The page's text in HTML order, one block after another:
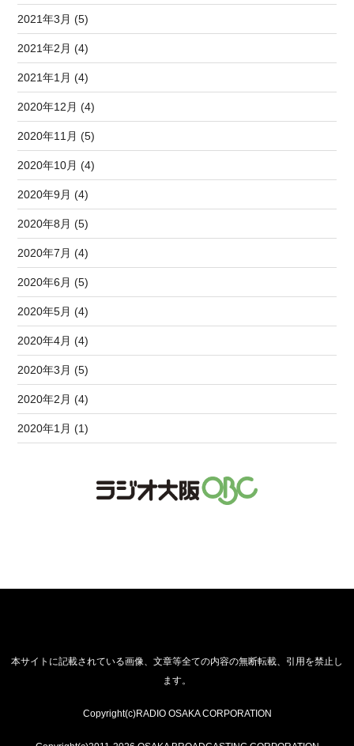
2021年3月 (5)
2021年2月 (4)
2021年1月 (4)
2020年12月 (4)
2020年11月 (5)
2020年10月 (4)
2020年9月 (4)
2020年8月 (5)
2020年7月 (4)
2020年6月 (5)
2020年5月 (4)
2020年4月 (4)
2020年3月 (5)
2020年2月 (4)
2020年1月 (1)
本サイトに記載されている画像、文章等全ての内容の無断転載、引用を禁止し
ます。
Copyright(c)RADIO OSAKA CORPORATION